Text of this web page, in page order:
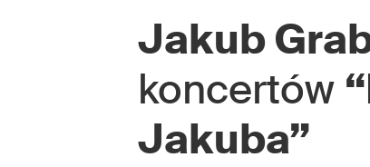
Jakub
koncertów
Jakuba”